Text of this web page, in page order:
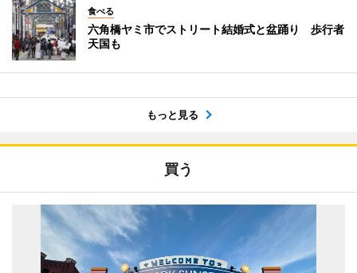
食べる
六角橋ヤミ市でストリート結婚式と盆踊り 歩行者
天国も
もっと見る
買う